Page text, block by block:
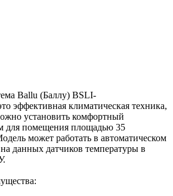
Ballu (Баллу) BSLI-
эффективная климатическая техника,
установить комфортный
для помещения площадью 35
может работать в автоматическом
данных датчиков температуры в